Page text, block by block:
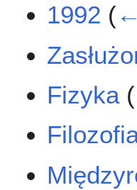
1992 (
Fizyka (